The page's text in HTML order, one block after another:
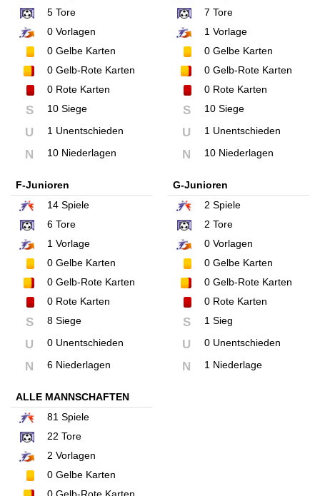
5 Tore
0 Vorlagen
0 Gelbe Karten
0 Gelb-Rote Karten
0 Rote Karten
S 10 Siege
U 1 Unentschieden
N 10 Niederlagen
7 Tore
1Vorlage
0Gelbe Karten
0Gelb-Rote Karten
0Rote Karten
S 10 Siege
U 1 Unentschieden
N 10 Niederlagen
F-Junioren
14 Spiele
6 Tore
1 Vorlage
0 Gelbe Karten
0 Gelb-Rote Karten
0 Rote Karten
S 8 Siege
U 0 Unentschieden
N 6 Niederlagen
G-Junioren
2 Spiele
2 Tore
0Vorlagen
0Gelbe Karten
0Gelb-Rote Karten
0Rote Karten
S 1 Sieg
U 0 Unentschieden
N 1 Niederlage
ALLE MANNSCHAFTEN
81 Spiele
22 Tore
2 Vorlagen
0 Gelbe Karten